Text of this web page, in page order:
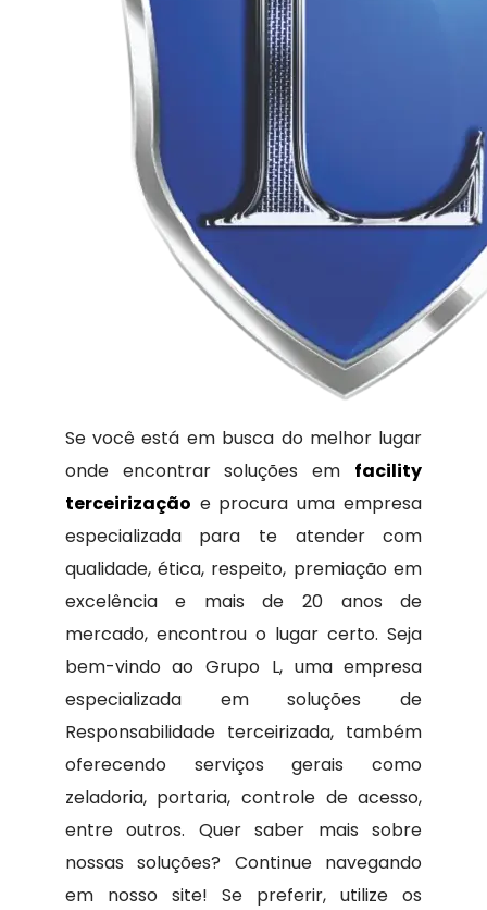
Se você está em busca do melhor lugar
onde encontrar soluções em facility
terceirização e procura uma empresa
especializada para te atender com
qualidade, ética, respeito, premiação em
excelência e mais de 20 anos de
mercado, encontrou o lugar certo. Seja
bem-vindo ao Grupo L, uma empresa
especializada em soluções de
Responsabilidade terceirizada, também
oferecendo serviços gerais como
zeladoria, portaria, controle de acesso,
entre outros. Quer saber mais sobre
nossas soluções? Continue navegando
em nosso site! Se preferir, utilize os